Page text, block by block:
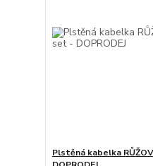
Plstěná kabelka